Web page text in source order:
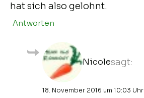
hat sich also gelohnt.
Antworten
Nicolesagt:
18. November 2016 um 10:03 Uhr